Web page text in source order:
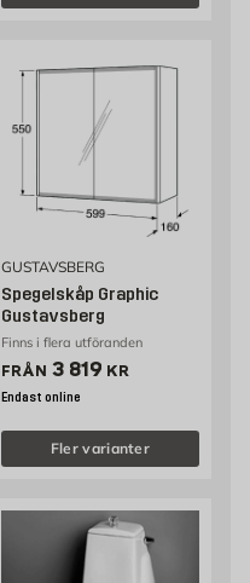
GUSTAVSBERG
Spegelskåp Graphic
Gustavsberg
Finns i flera utföranden
FRÅN Pris 3819 kr
3 819 KR
Endast online
Fler varianter